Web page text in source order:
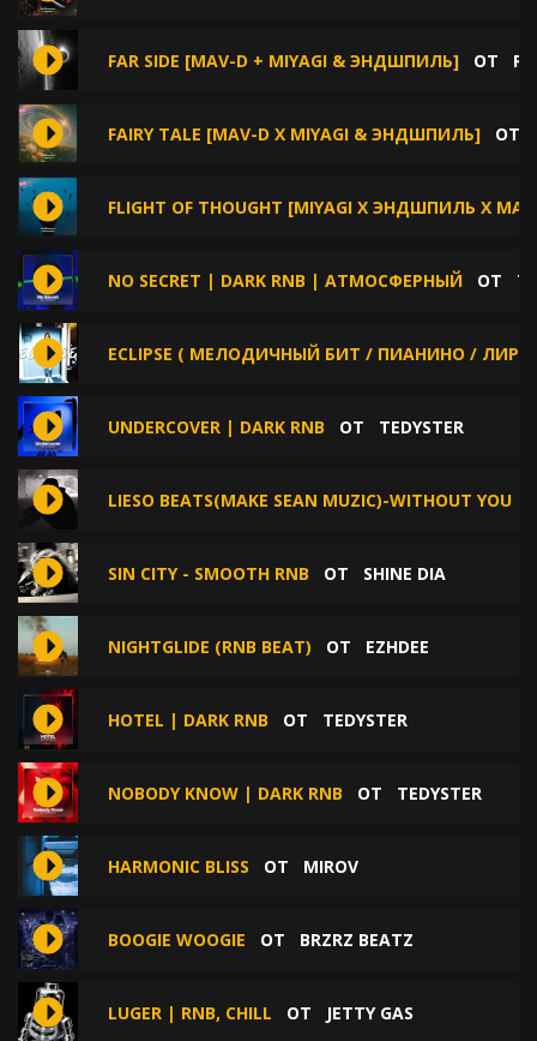
FAR SIDE [MAV-D + MIYAGI & ЭНДШПИЛЬ] ОТ
FAIRY TALE [MAV-D X MIYAGI & ЭНДШПИЛЬ] ОТ
FLIGHT OF THOUGHT [MIYAGI X ЭНДШПИЛЬ X
NO SECRET | DARK RNB | АТМОСФЕРНЫЙ ОТ
ECLIPSE ( МЕЛОДИЧНЫЙ БИТ / ПИАНИНО /
UNDERCOVER | DARK RNB ОТ TEDYSTER
LIESO BEATS(MAKE SEAN MUZIC)-WITHOUT YOU
SIN CITY - SMOOTH RNB ОТ SHINE DIA
NIGHTGLIDE (RNB BEAT) ОТ EZHDEE
HOTEL | DARK RNB ОТ TEDYSTER
NOBODY KNOW | DARK RNB ОТ TEDYSTER
HARMONIC BLISS ОТ MIROV
BOOGIE WOOGIE ОТ BRZRZ BEATZ
LUGER | RNB, CHILL ОТ JETTY GAS